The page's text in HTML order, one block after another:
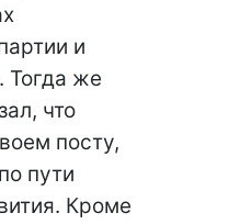
и
Тогда же
что
посту,
пути
Кроме